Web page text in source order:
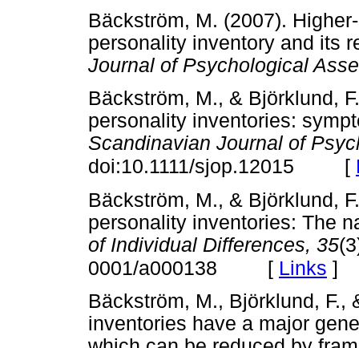
Bäckström, M. (2007).
personality inventory and its
Journal of Psychological
Bäckström, M., & Björklund,
personality inventories:
Scandinavian Journal of
doi:10.1111/sjop.12015
[
Bäckström, M., & Björklund,
personality inventories: The
of Individual Differences, 35
0001/a000138
[ Links ]
Bäckström, M., Björklund, F.,
inventories have a major